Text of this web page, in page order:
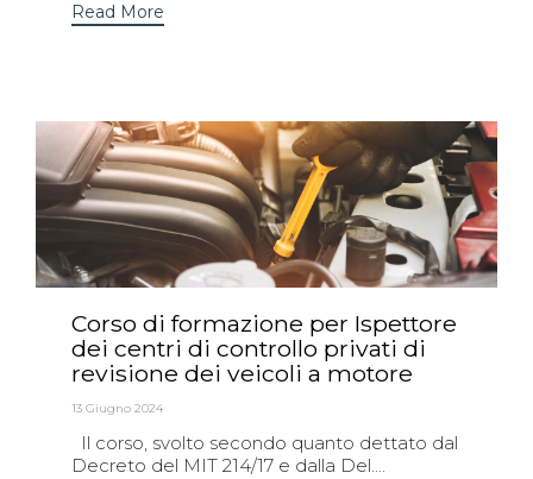
Read More
Corso di formazione per Ispettore
dei centri di controllo privati di
revisione dei veicoli a motore
13 Giugno 2024
Il corso, svolto secondo quanto dettato dal
Decreto del MIT 214/17 e dalla Del....